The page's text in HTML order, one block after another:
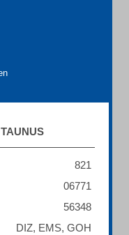
821
06771
56348
DIZ, EMS, GOH